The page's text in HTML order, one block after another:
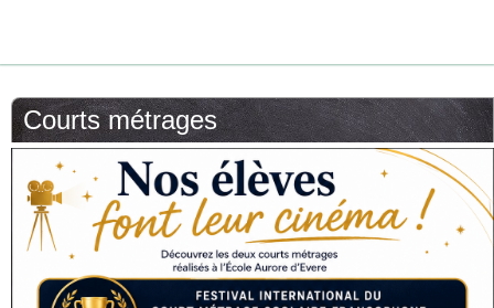
Courts métrages